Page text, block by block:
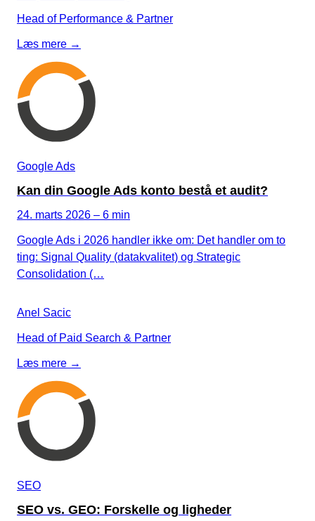
Head of Performance & Partner
Læs mere →
Google Ads
Kan din Google Ads konto bestå et audit?
24. marts 2026 – 6 min
Google Ads i 2026 handler ikke om: Det handler om to
ting: Signal Quality (datakvalitet) og Strategic
Consolidation (…
Anel Sacic
Head of Paid Search & Partner
Læs mere →
SEO
SEO vs. GEO: Forskelle og ligheder